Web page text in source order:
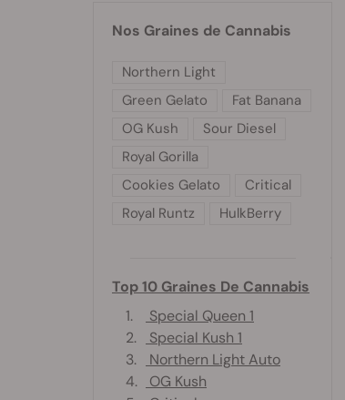
Nos Graines de Cannabis
Northern Light
Green Gelato
Fat Banana
OG Kush
Sour Diesel
Royal Gorilla
Cookies Gelato
Critical
Royal Runtz
HulkBerry
Top 10 Graines De Cannabis
1.
Special Queen 1
2.
Special Kush 1
3.
Northern Light Auto
4.
OG Kush